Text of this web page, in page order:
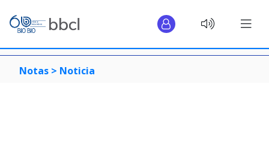
Notas > Noticia